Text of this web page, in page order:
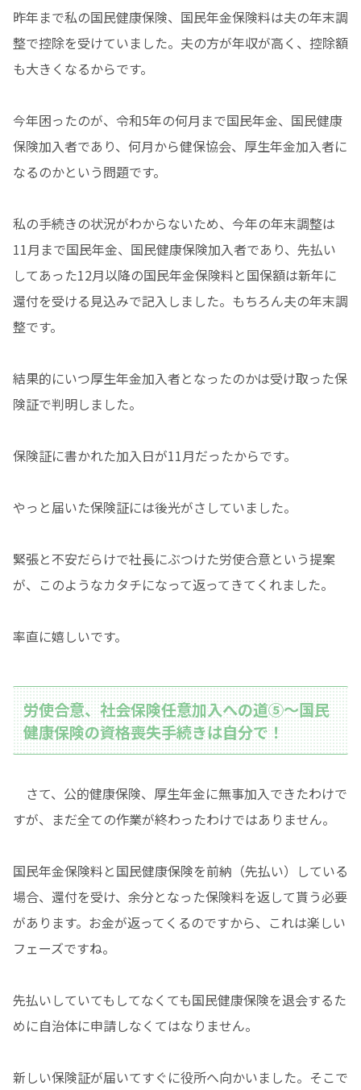
昨年まで私の国民健康保険、国民年金保険料は夫の年末調
整で控除を受けていました。夫の方が年収が高く、控除額
も大きくなるからです。
今年困ったのが、令和5年の何月まで国民年金、国民健康
保険加入者であり、何月から健保協会、厚生年金加入者に
なるのかという問題です。
私の手続きの状況がわからないため、今年の年末調整は
11月まで国民年金、国民健康保険加入者であり、先払い
してあった12月以降の国民年金保険料と国保額は新年に
還付を受ける見込みで記入しました。もちろん夫の年末調
整です。
結果的にいつ厚生年金加入者となったのかは受け取った保
険証で判明しました。
保険証に書かれた加入日が11月だったからです。
やっと届いた保険証には後光がさしていました。
緊張と不安だらけで社長にぶつけた労使合意という提案
が、このようなカタチになって返ってきてくれました。
率直に嬉しいです。
労使合意、社会保険任意加入への道⑤〜国民
健康保険の資格喪失手続きは自分で！
さて、公的健康保険、厚生年金に無事加入できたわけで
すが、まだ全ての作業が終わったわけではありません。
国民年金保険料と国民健康保険を前納（先払い）している
場合、還付を受け、余分となった保険料を返して貰う必要
があります。お金が返ってくるのですから、これは楽しい
フェーズですね。
先払いしていてもしてなくても国民健康保険を退会するた
めに自治体に申請しなくてはなりません。
新しい保険証が届いてすぐに役所へ向かいました。そこで